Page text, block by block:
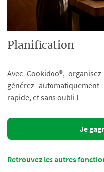
Planification
Avec Cookidoo®,
générez
rapide, et sans oubli !
Je
Retrouvez les autres